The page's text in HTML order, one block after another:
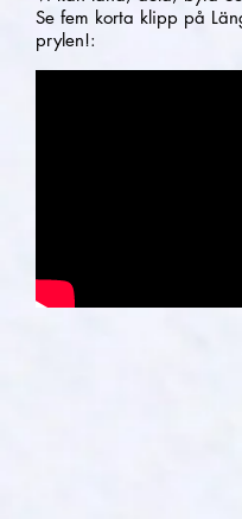
Se fem korta klipp på
prylen!: